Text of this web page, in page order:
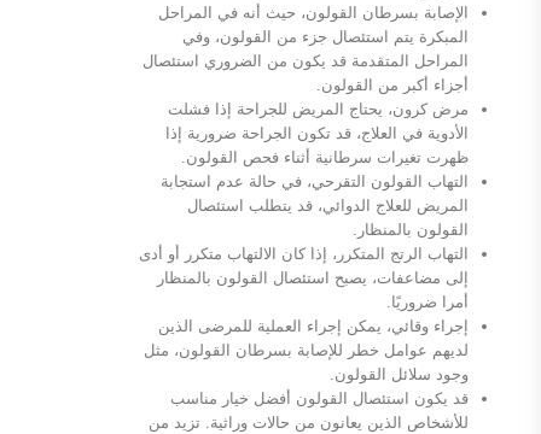
الإصابة بسرطان القولون، حيث أنه في المراحل
المبكرة يتم استئصال جزء من القولون، وفي
المراحل المتقدمة قد يكون من الضروري استئصال
أجزاء أكبر من القولون.
مرض كرون، يحتاج المريض للجراحة إذا فشلت
الأدوية في العلاج، قد تكون الجراحة ضرورية إذا
ظهرت تغيرات سرطانية أثناء فحص القولون.
التهاب القولون التقرحي، في حالة عدم استجابة
المريض للعلاج الدوائي، قد يتطلب استئصال
القولون بالمنظار.
التهاب الرتج المتكرر، إذا كان الالتهاب متكرر أو أدى
إلى مضاعفات، يصبح استئصال القولون بالمنظار
أمرا ضروريًا.
إجراء وقائي، يمكن إجراء العملية للمرضى الذين
لديهم عوامل خطر للإصابة بسرطان القولون، مثل
وجود سلائل القولون.
قد يكون استئصال القولون أفضل خيار مناسب
للأشخاص الذين يعانون من حالات وراثية. تزيد من